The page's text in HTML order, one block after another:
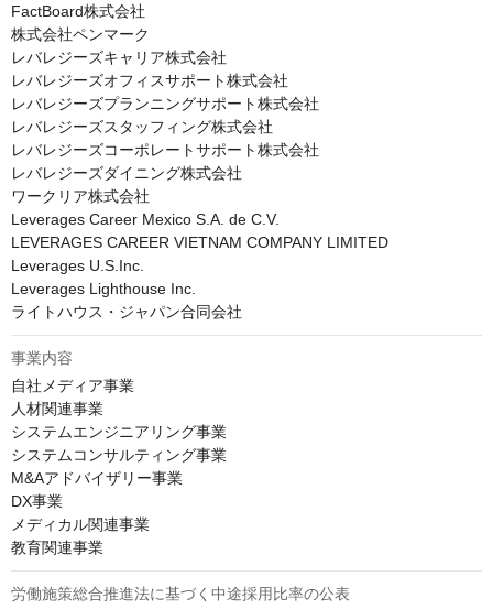
FactBoard株式会社
株式会社ペンマーク
レバレジーズキャリア株式会社
レバレジーズオフィスサポート株式会社
レバレジーズプランニングサポート株式会社
レバレジーズスタッフィング株式会社
レバレジーズコーポレートサポート株式会社
レバレジーズダイニング株式会社
ワークリア株式会社
Leverages Career Mexico S.A. de C.V.
LEVERAGES CAREER VIETNAM COMPANY LIMITED
Leverages U.S.Inc.
Leverages Lighthouse Inc.
ライトハウス・ジャパン合同会社
事業内容
自社メディア事業
人材関連事業
システムエンジニアリング事業
システムコンサルティング事業
M&Aアドバイザリー事業
DX事業
メディカル関連事業
教育関連事業
労働施策総合推進法に基づく中途採用比率の公表